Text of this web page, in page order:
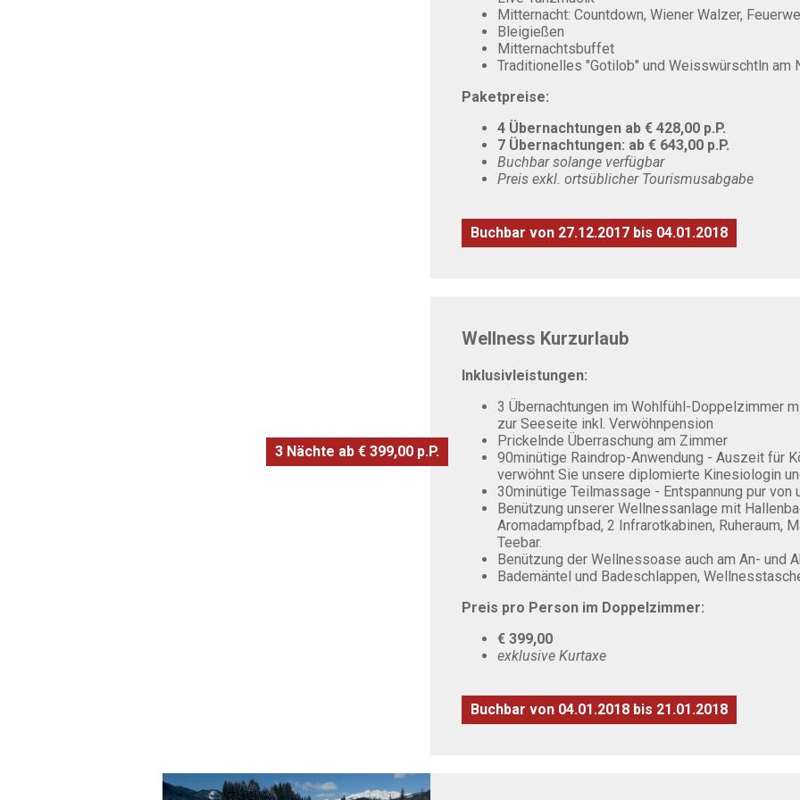
Mitternacht: Countdown, Wiener Walzer,
Bleigießen
Mitternachtsbuffet
Traditionelles "Gotilob" und Weisswürschtln am
Paketpreise:
4 Übernachtungen ab € 428,00 p.P.
7 Übernachtungen: ab € 643,00 p.P.
Buchbar solange verfügbar
Preis exkl. ortsüblicher Tourismusabgabe
Buchbar von 27.12.2017 bis 04.01.2018
3 Nächte ab € 399,00 p.P.
Wellness Kurzurlaub
Inklusivleistungen:
3 Übernachtungen im Wohlfühl-Doppelzimmer
zur Seeseite inkl. Verwöhnpension
Prickelnde Überraschung am Zimmer
90minütige Raindrop-Anwendung - Auszeit für
verwöhnt Sie unsere diplomierte Kinesiologin
30minütige Teilmassage - Entspannung pur
Benützung unserer Wellnessanlage mit
Aromadampfbad, 2 Infrarotkabinen, Ruheraum,
Teebar.
Benützung der Wellnessoase auch am An- und
Bademäntel und Badeschlappen,
Preis pro Person im Doppelzimmer:
€ 399,00
exklusive Kurtaxe
Buchbar von 04.01.2018 bis 21.01.2018